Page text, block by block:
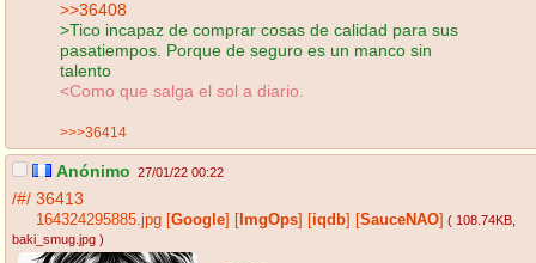
>>36408
>Tico incapaz de comprar cosas de calidad para sus
pasatiempos. Porque de seguro es un manco sin
talento
<Como que salga el sol a diario.
>>>36414
Anónimo 27/01/22 00:22
/#/ 36413
164324295885.jpg Google ImgOps iqdb SauceNAO ( 108.74KB
baki_smug.jpg )